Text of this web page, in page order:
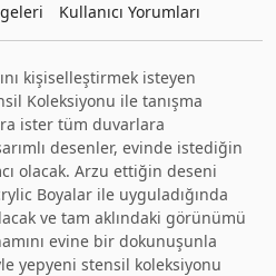
Kullanıcı Yorumları
kişiselleştirmek isteyen
Koleksiyonu ile tanışma
ister tüm duvarlara
desenler, evinde istediğin
olacak. Arzu ettiğin deseni
Boyalar ile uyguladığında
ve tam aklındaki görünümü
evine bir dokunuşunla
yepyeni stensil koleksiyonu